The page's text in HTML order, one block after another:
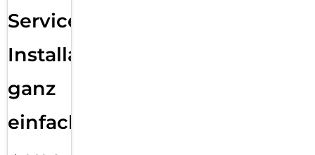
Services
Installation
ganz
einfach